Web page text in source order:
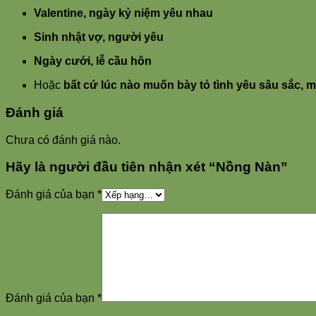
Valentine, ngày kỷ niệm yêu nhau
Sinh nhật vợ, người yêu
Ngày cưới, lễ cầu hôn
Hoặc bất cứ lúc nào muốn bày tỏ tình yêu sâu sắc,
Đánh giá
Chưa có đánh giá nào.
Hãy là người đầu tiên nhận xét “Nồng Nàn”
Đánh giá của bạn *
Đánh giá của bạn *